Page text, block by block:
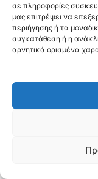
σε πληροφορίες
μας επιτρέψει να
περιήγησης ή τα
συγκατάθεση ή η
αρνητικά ορισμένα